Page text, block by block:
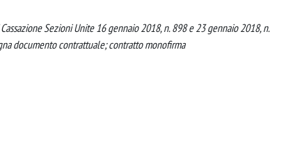
Sezioni Unite 16 gennaio 2018, n. 898 e 23 gennaio 2018, n.
documento contrattuale; contratto monofirma